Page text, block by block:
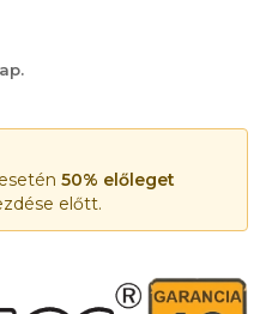
50% előleget
előtt.